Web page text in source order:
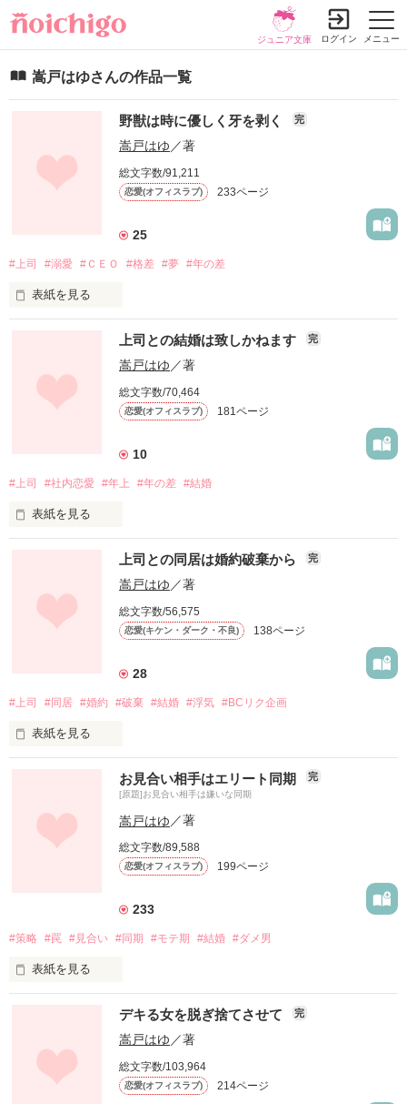
メニュー
ジュニア文庫 ログイン
嵩戸はゆさんの作品一覧
野獣は時に優しく牙を剥く 完
嵩戸はゆ ／著
総文字数/91,211
恋愛(オフィスラブ) 233ページ
25
#上司 #溺愛 #ＣＥＯ #格差 #夢 #年の差
表紙を見る
行き先不透明なベンチャー企業
モバイルヘルスケアを開発運営をする会社
『ａｌｂａ (アルバ) 』
会社トップである谷龍之介だった
甘い罠が逃げ道を絡め取っていく
谷　龍之介　Tani Ryunosuke　３６歳
＊＊＊
ランキングに載りました！
これもひとえに皆様が読んでくださったお陰です
ありがとうございます！！
かんたん感想して下さった方
ありがとうございます
上司との結婚は致しかねます 完
嵩戸はゆ ／著
総文字数/70,464
恋愛(オフィスラブ) 181ページ
10
#上司 #社内恋愛 #年上 #年の差 #結婚
表紙を見る
付き合うことになった
２人だけれど……
思い描いていたよりも大変で
商業施設プロデュース業　プラシデス社
内田 藤花　２３歳　恋愛偏差値低め
分かるようになっていますが
２人の馴れ初めにご興味のある方は
『上司との同居は結婚破棄から』
をお読みいただくとより楽しめると思います
ランキングに載りました！
これもひとえに皆様が読んでくださったお陰です
ありがとうございます！！
上司との同居は婚約破棄から 完
嵩戸はゆ ／著
総文字数/56,575
恋愛(キケン・ダーク・不良) 138ページ
28
#上司 #同居 #婚約 #破棄 #結婚 #浮気 #BCリク企画
表紙を見る
婚約破棄をしてボロボロになった私へ
手を差し伸べたのは……
そんな異名を持つ高宮課長
会社では見せない
そして……
「上手く笑えないんだ」
苦しそうに言った高宮課長の顔が
頭から離れない
「責任取って下さい
お見合い相手はエリート同期 完
[原題]お見合い相手は嫌いな同期
嵩戸はゆ／著
総文字数/89,588
恋愛(オフィスラブ) 199ページ
233
#策略 #罠 #見合い #同期 #モテ期 #結婚 #ダメ男
表紙を見る
私は今日から変わるんだ
そう意気込んで行った
ホテルのフロントラウンジに現れたのは
天敵とも言える同期の澤口恭一で……
デキる女を脱ぎ捨てさせて 完
嵩戸はゆ／著
総文字数/103,964
恋愛(オフィスラブ) 214ページ